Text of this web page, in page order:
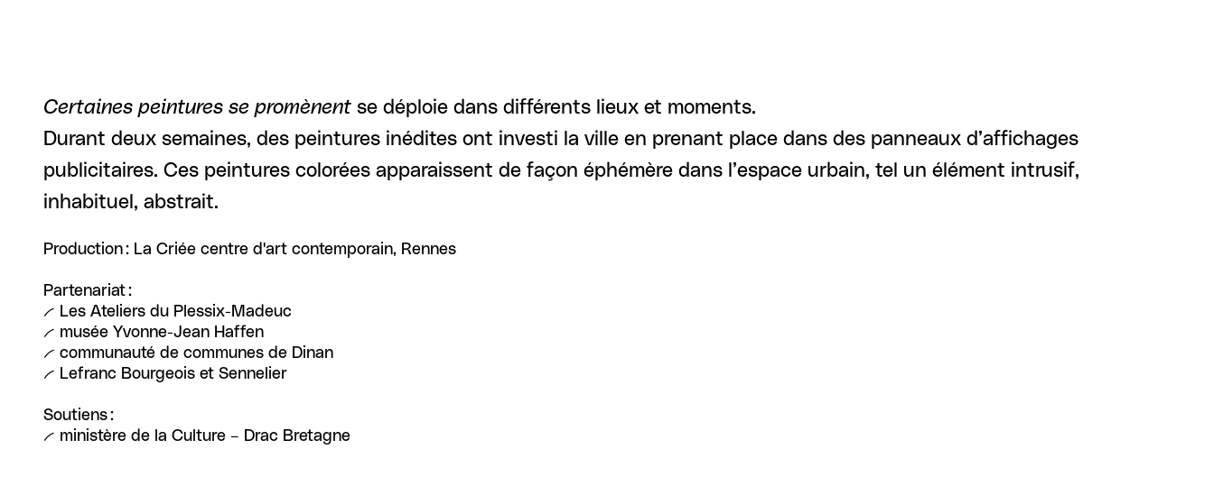
Certaines peintures se promènent se déploie dans différents lieux et moments.
Durant deux semaines, des peintures inédites ont investi la ville en prenant place dans des panneaux d’affichages
publicitaires. Ces peintures colorées apparaissent de façon éphémère dans l’espace urbain, tel un élément intrusif,
inhabituel, abstrait.
Production : La Criée centre d'art contemporain, Rennes
Partenariat :
-- Les Ateliers du Plessix-Madeuc
-- musée Yvonne-Jean Haffen
-- communauté de communes de Dinan
-- Lefranc Bourgeois et Sennelier
Soutiens :
-- ministère de la Culture – Drac Bretagne